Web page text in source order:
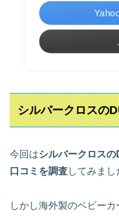
シルバークロスの
今回はシルバークロス
口コミを調査してみまし
しかし海外製のベビー